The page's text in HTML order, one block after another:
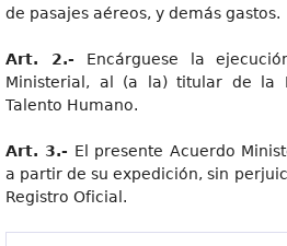
de pasajes aéreos, y demás gastos.
Art. 2.- Encárguese la
Ministerial, al (a la) titular de la
Talento Humano.
Art. 3.- El presente Acuerdo
a partir de su expedición, sin
Registro Oficial.